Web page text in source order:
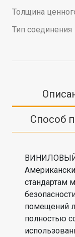
Толщина
Тип соединения
Способ
ВИНИЛОВЫЙ
стандартам
помещений
полностью